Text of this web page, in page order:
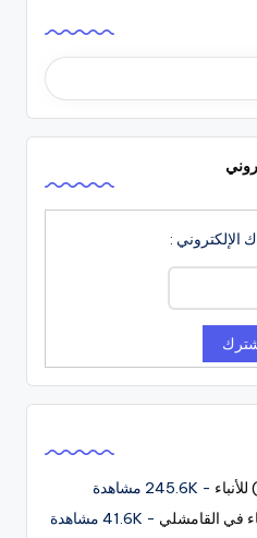
الإلكتروني :
- 245.6K مشاهدة
في القامشلي - 41.6K مشاهدة